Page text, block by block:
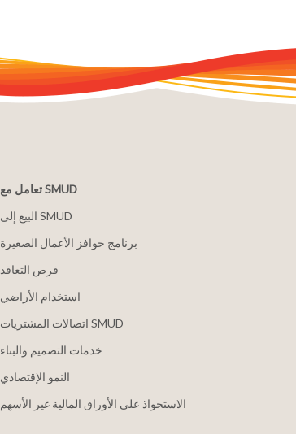
تعامل مع SMUD
البيع إلى SMUD
برنامج حوافز الأعمال الصغيرة
فرص التعاقد
استخدام الأراضي
اتصالات المشتريات SMUD
خدمات التصميم والبناء
النمو الإقتصادي
الاستحواذ على الأوراق المالية غير الأسهم